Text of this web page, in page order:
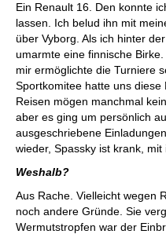
Ein Renault 16. Den konnte
lassen. Ich belud ihn mit
über Vyborg. Als ich hinter
umarmte eine finnische
mir ermöglichte die Turniere
Sportkomitee hatte uns
Reisen mögen manchmal
aber es ging um persönlich
ausgeschriebene
wieder, Spassky ist krank,
Weshalb?
Aus Rache. Vielleicht wegen
noch andere Gründe. Sie
Wermutstropfen war der